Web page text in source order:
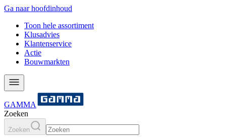
Ga naar hoofdinhoud
Toon hele assortiment
Klusadvies
Klantenservice
Actie
Bouwmarkten
GAMMA
Zoeken
Zoeken